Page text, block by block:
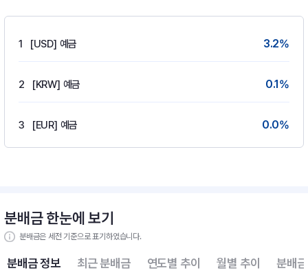
1 [USD] 예금 3.2%
2 [KRW] 예금 0.1%
3 [EUR] 예금 0.0%
분배금 한눈에 보기
분배금은 세전 기준으로 표기하였습니다.
분배금 정보 최근 분배금 연도별 추이 월별 추이 분배